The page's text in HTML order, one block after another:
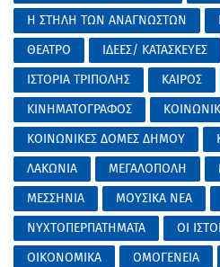
Η ΣΤΗΛΗ ΤΩΝ ΑΝΑΓΝΩΣΤΩΝ
ΘΕΑΤΡΟ
ΙΔΕΕΣ/ ΚΑΤΑΣΚΕΥΕΣ
ΙΣΤΟΡΙΑ ΤΡΙΠΟΛΗΣ
ΚΑΙΡΟΣ
ΚΙΝΗΜΑΤΟΓΡΑΦΟΣ
ΚΟΙΝΩΝΙΚΕΣ ΔΟΜΕΣ ΔΗΜΟΥ
ΛΑΚΩΝΙΑ
ΜΕΓΑΛΟΠΟΛΗ
ΜΕΣΣΗΝΙΑ
ΜΟΥΣΙΚΑ ΝΕΑ
ΝΥΧΤΟΠΕΡΠΑΤΗΜΑΤΑ
ΟΙ
ΟΙΚΟΝΟΜΙΚΑ
ΟΜΟΓΕΝΕΙΑ